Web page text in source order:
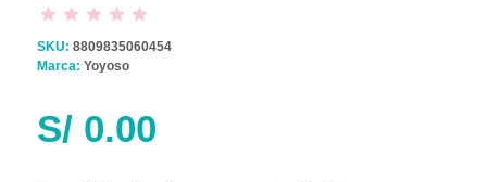
SKU: 8809835060454
Marca: Yoyoso
S/0.00